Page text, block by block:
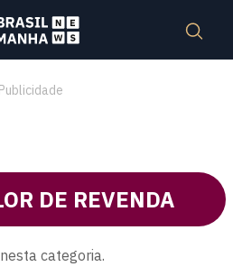
Publicidade
DE REVENDA
categoria.